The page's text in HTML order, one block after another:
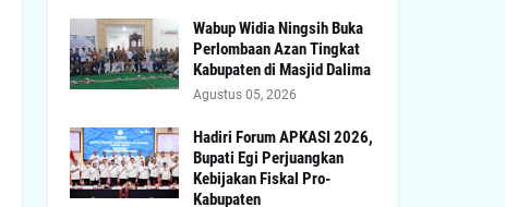
Wabup Widia Ningsih Buka
Perlombaan Azan Tingkat
Kabupaten di Masjid Dalima
Agustus 05, 2026
Hadiri Forum APKASI 2026,
Bupati Egi Perjuangkan
Kebijakan Fiskal Pro-
Kabupaten